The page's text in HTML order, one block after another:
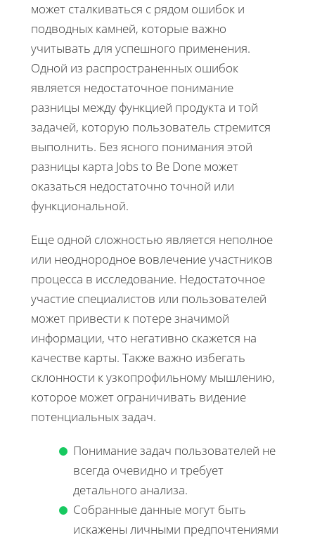
может сталкиваться с рядом ошибок и
подводных камней, которые важно
учитывать для успешного применения.
Одной из распространенных ошибок
является недостаточное понимание
разницы между функцией продукта и той
задачей, которую пользователь стремится
выполнить. Без ясного понимания этой
разницы карта Jobs to Be Done может
оказаться недостаточно точной или
функциональной.
Еще одной сложностью является неполное
или неоднородное вовлечение участников
процесса в исследование. Недостаточное
участие специалистов или пользователей
может привести к потере значимой
информации, что негативно скажется на
качестве карты. Также важно избегать
склонности к узкопрофильному мышлению,
которое может ограничивать видение
потенциальных задач.
Понимание задач пользователей не
всегда очевидно и требует
детального анализа.
Собранные данные могут быть
искажены личными предпочтениями